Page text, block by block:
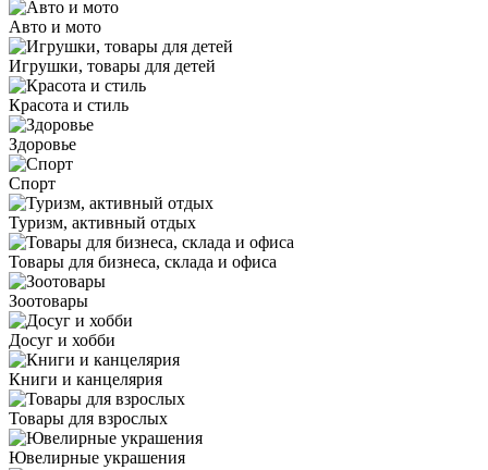
Авто и мото
Игрушки, товары для детей
Красота и стиль
Здоровье
Спорт
Туризм, активный отдых
Товары для бизнеса, склада и офиса
Зоотовары
Досуг и хобби
Книги и канцелярия
Товары для взрослых
Ювелирные украшения